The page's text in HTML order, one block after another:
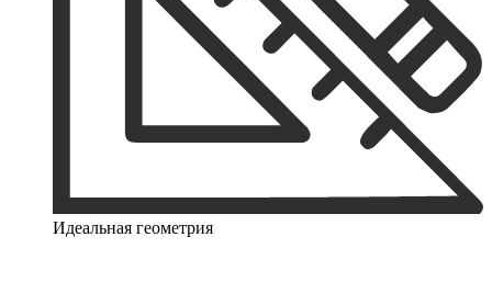
Идеальная геометрия